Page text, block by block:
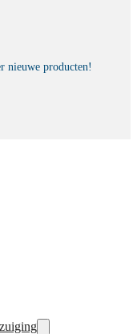
nieuwe producten!